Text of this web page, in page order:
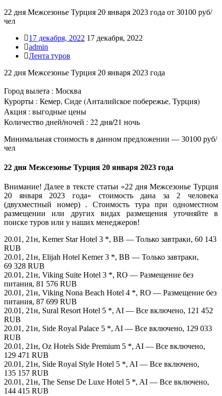
22 дня Межсезонье Турция 20 января 2023 года от 30100 руб/
чел
17 декабря, 2022 17 декабря, 2022
admin
Лента туров
22 дня Межсезонье Турция 20 января 2023 года
Город вылета : Москва
Курорты : Кемер, Сиде (Анталийское побережье, Турция)
Акция : выгодные цены
Количество дней/ночей : 22 дня/21 ночь
Минимальная стоимость в данном предложении — 30100 руб/
чел
22 дня Межсезонье Турция 20 января 2023 года
Внимание! Далее в тексте статьи «22 дня Межсезонье Турция
20 января 2023 года» стоимость дана за 2 человека
(двухместный номер) . Стоимость тура при одноместном
размещении или других видах размещения уточняйте в
поиске туров или у наших менеджеров!
20.01, 21н, Kemer Star Hotel 3 *, BB — Только завтраки, 60 143
RUB
20.01, 21н, Elijah Hotel Kemer 3 *, BB — Только завтраки,
69 328 RUB
20.01, 21н, Viking Suite Hotel 3 *, RO — Размещение без
питания, 81 576 RUB
20.01, 21н, Viking Nona Beach Hotel 4 *, RO — Размещение без
питания, 87 699 RUB
20.01, 21н, Sural Resort Hotel 5 *, AI — Все включено, 121 452
RUB
20.01, 21н, Side Royal Palace 5 *, AI — Все включено, 129 033
RUB
20.01, 21н, Oz Hotels Side Premium 5 *, AI — Все включено,
129 471 RUB
20.01, 21н, Side Royal Style Hotel 5 *, AI — Все включено,
135 157 RUB
20.01, 21н, The Sense De Luxe Hotel 5 *, AI — Все включено,
144 415 RUB